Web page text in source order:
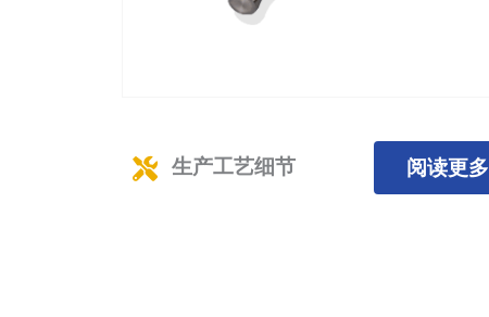
生产工艺细节 阅读更多